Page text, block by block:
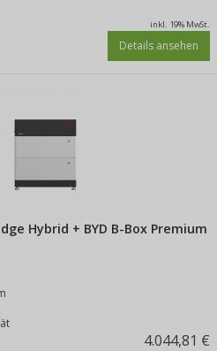
inkl. 19% MwSt.
Details ansehen
Hybrid + BYD B-Box Premium
4.044,81 €